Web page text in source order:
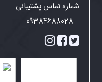
شماره تماس پشتیبانی:
09384688028